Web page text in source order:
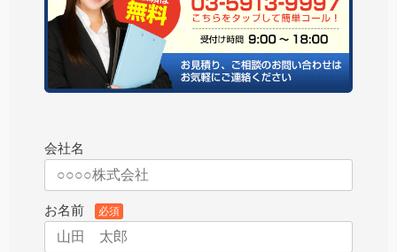
会社名
お名前 必須